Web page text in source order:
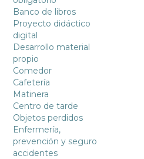
Banco de libros
Proyecto didáctico
digital
Desarrollo material
propio
Comedor
Cafetería
Matinera
Centro de tarde
Objetos perdidos
Enfermería,
prevención y seguro
accidentes